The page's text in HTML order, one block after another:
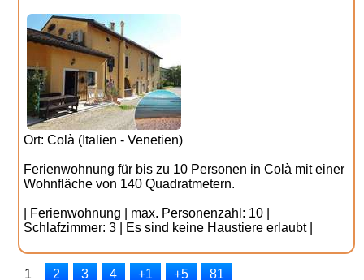
Ort: Colà (Italien - Venetien)
Ferienwohnung für bis zu 10 Personen in Colà mit einer
Wohnfläche von 140 Quadratmetern.
| Ferienwohnung | max. Personenzahl: 10 |
Schlafzimmer: 3 | Es sind keine Haustiere erlaubt |
1 2 3 4 +1 +5 81